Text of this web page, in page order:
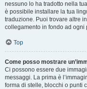
nessuno lo ha tradotto nella
è possibile installare la tua
traduzione. Puoi trovare altre
collegamento in fondo ad ogni
Top
Come posso mostrare
Ci possono essere due
messaggi. La prima è
forma di stelle, blocchi o punti